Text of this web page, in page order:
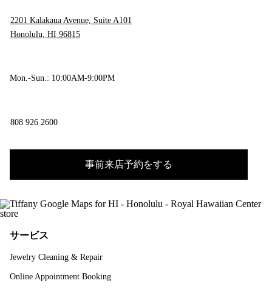
2201 Kalakaua Avenue, Suite A101
Honolulu, HI 96815
Mon.-Sun.: 10:00AM-9:00PM
808 926 2600
事前来店予約をする
サービス
Jewelry Cleaning & Repair
Online Appointment Booking